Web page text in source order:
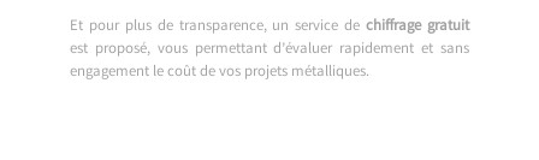
Et pour plus de transparence, un service dechiffrage gratuit
est proposé, vous permettant d’évaluer rapidement et sans
engagement le coût de vos projets métalliques.